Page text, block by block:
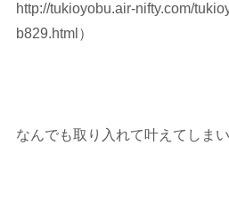
http://tukioyobu.air-nifty.com/
b829.html）
なんでも取り入れて叶えてしま